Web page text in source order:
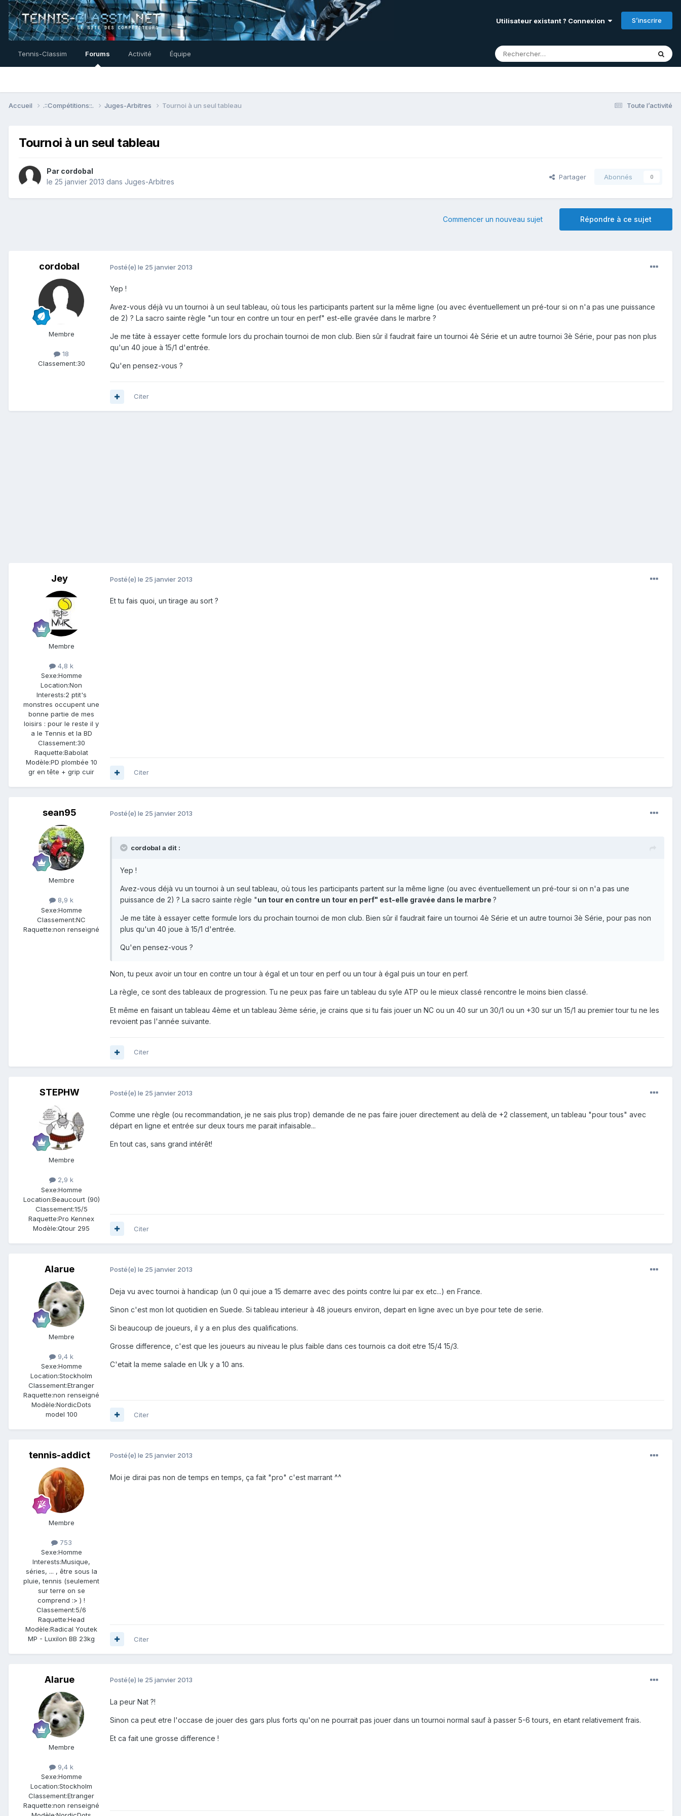
Utilisateur existant ? Connexion S’inscrire
Tennis-Classim Forums Activité Équipe
Toute l’activité
Accueil .::Compétitions::. Juges-Arbitres Tournoi à un seul tableau
Tournoi à un seul tableau
Par cordobal
le 25 janvier 2013 dans Juges-Arbitres
Partager Abonnés 0
Répondre à ce sujet
Commencer un nouveau sujet
cordobal
Membre
18
Classement:30
Posté(e) le 25 janvier 2013
Yep !
Avez-vous déjà vu un tournoi à un seul tableau, où tous les participants partent sur la même ligne (ou avec éventuellement un pré-tour si on n'a pas une puissance
de 2) ? La sacro sainte règle "un tour en contre un tour en perf" est-elle gravée dans le marbre ?
Je me tâte à essayer cette formule lors du prochain tournoi de mon club. Bien sûr il faudrait faire un tournoi 4è Série et un autre tournoi 3è Série, pour pas non plus
qu'un 40 joue à 15/1 d'entrée.
Qu'en pensez-vous ?
Citer
Jey
Membre
4,8 k
Sexe:Homme
Location:Non
Interests:2 ptit's
monstres occupent une
bonne partie de mes
loisirs : pour le reste il y
a le Tennis et la BD
Classement:30
Raquette:Babolat
Modèle:PD plombée 10
gr en tête + grip cuir
Posté(e) le 25 janvier 2013
Et tu fais quoi, un tirage au sort ?
Citer
sean95
Membre
8,9 k
Sexe:Homme
Classement:NC
Raquette:non renseigné
Posté(e) le 25 janvier 2013
cordobal a dit :
Yep !
Avez-vous déjà vu un tournoi à un seul tableau, où tous les participants partent sur la même ligne (ou avec éventuellement un pré-tour si on n'a pas une
puissance de 2) ? La sacro sainte règle "un tour en contre un tour en perf" est-elle gravée dans le marbre ?
Je me tâte à essayer cette formule lors du prochain tournoi de mon club. Bien sûr il faudrait faire un tournoi 4è Série et un autre tournoi 3è Série, pour pas non
plus qu'un 40 joue à 15/1 d'entrée.
Qu'en pensez-vous ?
Non, tu peux avoir un tour en contre un tour à égal et un tour en perf ou un tour à égal puis un tour en perf.
La règle, ce sont des tableaux de progression. Tu ne peux pas faire un tableau du syle ATP ou le mieux classé rencontre le moins bien classé.
Et même en faisant un tableau 4ème et un tableau 3ème série, je crains que si tu fais jouer un NC ou un 40 sur un 30/1 ou un +30 sur un 15/1 au premier tour tu ne les
revoient pas l'année suivante.
Citer
STEPHW
Membre
2,9 k
Sexe:Homme
Location:Beaucourt (90)
Classement:15/5
Raquette:Pro Kennex
Modèle:Qtour 295
Posté(e) le 25 janvier 2013
Comme une règle (ou recommandation, je ne sais plus trop) demande de ne pas faire jouer directement au delà de +2 classement, un tableau "pour tous" avec
départ en ligne et entrée sur deux tours me parait infaisable...
En tout cas, sans grand intérêt!
Citer
Alarue
Membre
9,4 k
Sexe:Homme
Location:Stockholm
Classement:Etranger
Raquette:non renseigné
Modèle:NordicDots
model 100
Posté(e) le 25 janvier 2013
Deja vu avec tournoi à handicap (un 0 qui joue a 15 demarre avec des points contre lui par ex etc...) en France.
Sinon c'est mon lot quotidien en Suede. Si tableau interieur à 48 joueurs environ, depart en ligne avec un bye pour tete de serie.
Si beaucoup de joueurs, il y a en plus des qualifications.
Grosse difference, c'est que les joueurs au niveau le plus faible dans ces tournois ca doit etre 15/4 15/3.
C'etait la meme salade en Uk y a 10 ans.
Citer
tennis-addict
Membre
753
Sexe:Homme
Interests:Musique,
séries, ... , être sous la
pluie, tennis (seulement
sur terre on se
comprend :> ) !
Classement:5/6
Raquette:Head
Modèle:Radical Youtek
MP - Luxilon BB 23kg
Posté(e) le 25 janvier 2013
Moi je dirai pas non de temps en temps, ça fait "pro" c'est marrant ^^
Citer
Alarue
Membre
9,4 k
Sexe:Homme
Location:Stockholm
Classement:Etranger
Raquette:non renseigné
Posté(e) le 25 janvier 2013
La peur Nat ?!
Sinon ca peut etre l'occase de jouer des gars plus forts qu'on ne pourrait pas jouer dans un tournoi normal sauf à passer 5-6 tours, en etant relativement frais.
Et ca fait une grosse difference !